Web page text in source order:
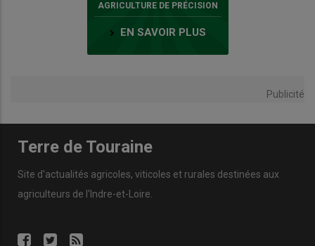
AGRICULTURE DE PRÉCISION
EN SAVOIR PLUS
Publicité
Terre de Touraine
Site d'actualités agricoles, viticoles et rurales destinées aux
agriculteurs de l'Indre-et-Loire.